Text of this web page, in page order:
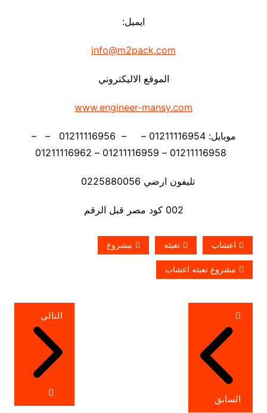
ايميل:
info@m2pack.com
الموقع الاليكتروني
www.engineer-mansy.com
موبايل: 01211116954 – – 01211116956 – –
تليفون ارضي 0225880056
002 كود مصر قبل الرقم
اعشاب تعبئه مشروع
مشروع تعبئه اعشاب
تصفّح
المقالات
السابق
التالي